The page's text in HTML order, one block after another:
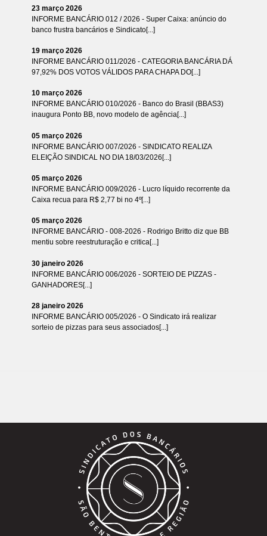
23 março 2026
INFORME BANCÁRIO 012 / 2026 - Super Caixa: anúncio do
banco frustra bancários e Sindicato[...]
19 março 2026
INFORME BANCÁRIO 011/2026 - CATEGORIA BANCÁRIA DÁ
97,92% DOS VOTOS VÁLIDOS PARA CHAPA DO[...]
10 março 2026
INFORME BANCÁRIO 010/2026 - Banco do Brasil (BBAS3)
inaugura Ponto BB, novo modelo de agência[...]
05 março 2026
INFORME BANCÁRIO 007/2026 - SINDICATO REALIZA
ELEIÇÃO SINDICAL NO DIA 18/03/2026[...]
05 março 2026
INFORME BANCÁRIO 009/2026 - Lucro líquido recorrente da
Caixa recua para R$ 2,77 bi no 4º[...]
05 março 2026
INFORME BANCÁRIO - 008-2026 - Rodrigo Britto diz que BB
mentiu sobre reestruturação e critica[...]
30 janeiro 2026
INFORME BANCÁRIO 006/2026 - SORTEIO DE PIZZAS -
GANHADORES[...]
28 janeiro 2026
INFORME BANCÁRIO 005/2026 - O Sindicato irá realizar
sorteio de pizzas para seus associados[...]